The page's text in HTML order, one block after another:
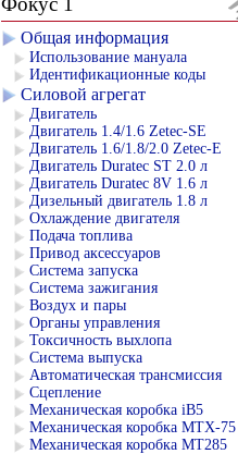
Общая информация
Использование мануала
Идентификационные коды
Силовой агрегат
Двигатель
Двигатель 1.4/1.6 Zetec-SE
Двигатель 1.6/1.8/2.0 Zetec-E
Двигатель Duratec ST 2.0 л
Двигатель Duratec 8V 1.6 л
Дизельный двигатель 1.8 л
Охлаждение двигателя
Подача топлива
Привод аксессуаров
Система запуска
Система зажигания
Воздух и пары
Органы управления
Токсичность выхлопа
Система выпуска
Автоматическая трансмиссия
Сцепление
Механическая коробка iB5
Механическая коробка MTX-75
Механическая коробка MT285